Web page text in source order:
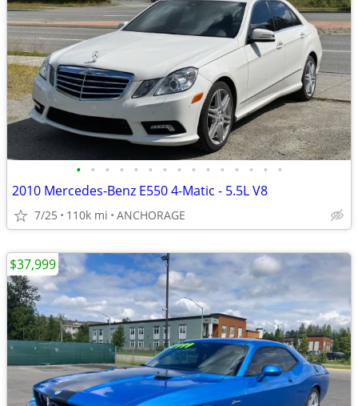
• • • • • • • • • • • • • • •
2010 Mercedes-Benz E550 4-Matic - 5.5L V8
7/25 110k mi ANCHORAGE
$37,999